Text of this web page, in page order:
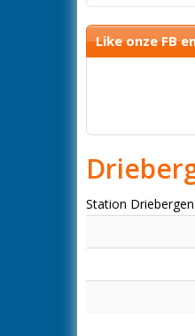
Like onze FB
Station